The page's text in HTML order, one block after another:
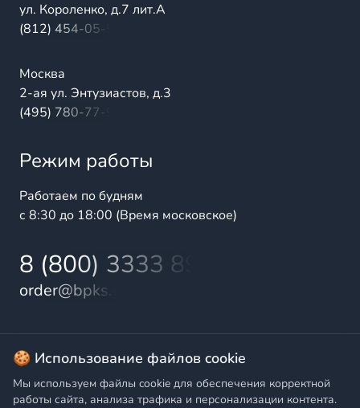
ул. Короленко, д.7 лит.А
(812) 454-05-54
Москва
2-ая ул. Энтузиастов, д.3
(495) 780-77-98
Режим работы
Работаем по будням
с 8:30 до 18:00 (Время московское)
8 (800) 3333 899
order@bpks.ru
© 2025 БалтПромКомплект — комплексные поставки
высококачественной продукции промышленного и
бытового назначения
🍪 Использование файлов cookie
Мы используем файлы cookie для обеспечения корректной
работы сайта, анализа трафика и персонализации контента.